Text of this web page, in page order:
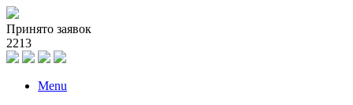
Принято заявок
2213
Menu